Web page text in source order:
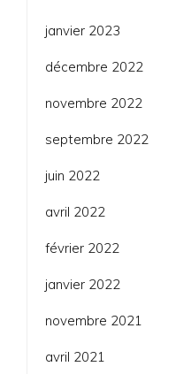
janvier 2023
décembre 2022
novembre 2022
septembre 2022
juin 2022
avril 2022
février 2022
janvier 2022
novembre 2021
avril 2021